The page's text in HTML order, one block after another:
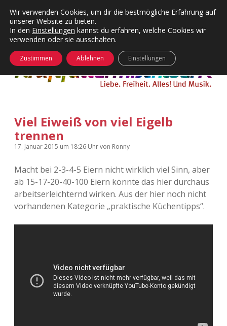
Kategorien
Menü
24 Hours Chilling
Die Wende
KFMW-Disco
kfmw.stuff
Kopfkinomusik
Nur mal so
Wandnotizen
KFMW-Disco
Dates
Contact
Adventskalender
Adventskalender 2010
Adventskalender 2011
Adventskalender 2014
Adventskalender 2015
facebook
instagram
rss soundcloud
vimeoBluesky
öffnen
Viel Eiweiß von viel Eigelb
trennen
17. Januar 2015 um 18:26 Uhrvon Ronny
Macht bei 2-3-4-5 Eiern nicht wirklich viel Sinn, aber
ab 15-17-20-40-100 Eiern könnte das hier durchaus
arbeitserleichternd wirken. Aus der hier noch nicht
vorhandenen Kategorie „praktische Küchentipps“.
Wir verwenden Cookies, um dir die bestmögliche Erfahrung auf
unserer Website zu bieten.
In den Einstellungen kannst du erfahren, welche Cookies wir
verwenden oder sie ausschalten.
Zustimmen Ablehnen Einstellungen